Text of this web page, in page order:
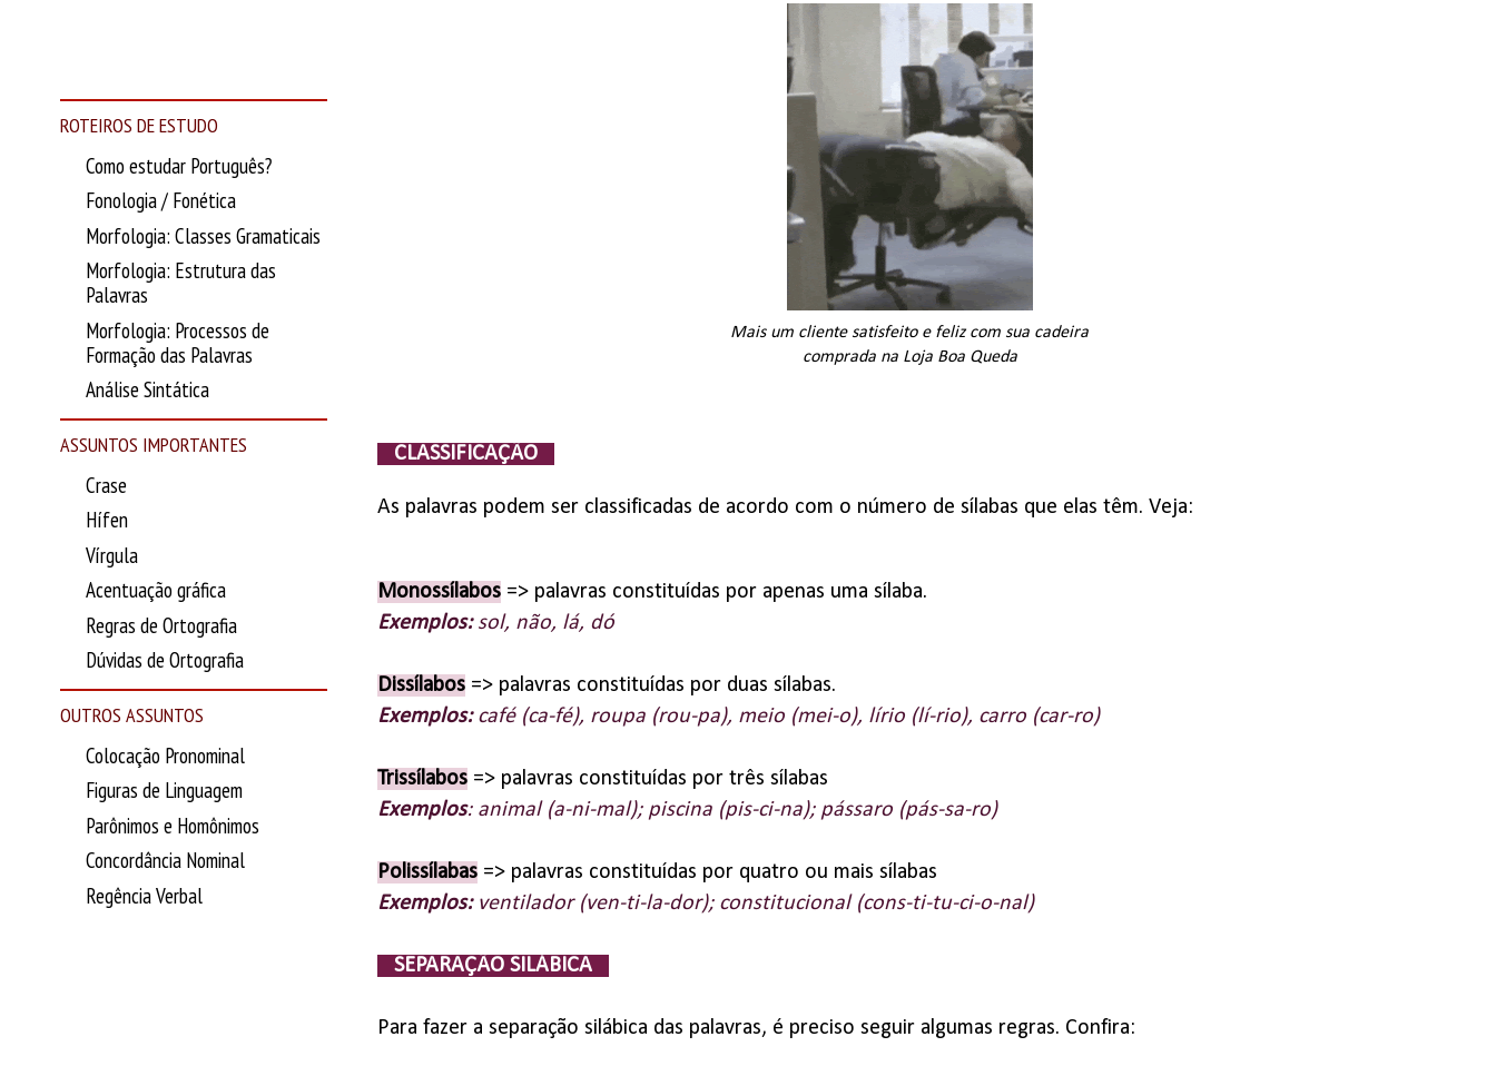
Mais um cliente satisfeito e feliz com sua cadeira
comprada na Loja Boa Queda
CLASSIFICAÇÃO
As palavras podem ser classificadas de acordo com o número de sílabas que elas têm. Veja:
Monossílabos=> palavras constituídas por apenas uma sílaba.
Exemplos:sol, não, lá, dó
Dissílabos=> palavras constituídas por duas sílabas.
Exemplos:café (ca-fé), roupa (rou-pa), meio (mei-o), lírio (lí-rio), carro (car-ro)
Trissílabos=> palavras constituídas por três sílabas
Exemplos: animal (a-ni-mal); piscina (pis-ci-na); pássaro (pás-sa-ro)
Polissílabas=> palavras constituídas por quatro ou mais sílabas
Exemplos: ventilador (ven-ti-la-dor); constitucional (cons-ti-tu-ci-o-nal)
SEPARAÇÃO SILÁBICA
Para fazer a separação silábica das palavras, é preciso seguir algumas regras. Confira:
ROTEIROS DE ESTUDO
Como estudar Português?
Fonologia / Fonética
Morfologia: Classes Gramaticais
Morfologia: Estrutura das
Palavras
Morfologia: Processos de
Formação das Palavras
Análise Sintática
ASSUNTOS IMPORTANTES
Crase
Hífen
Vírgula
Acentuação gráfica
Regras de Ortografia
Dúvidas de Ortografia
OUTROS ASSUNTOS
Colocação Pronominal
Figuras de Linguagem
Parônimos e Homônimos
Concordância Nominal
Regência Verbal